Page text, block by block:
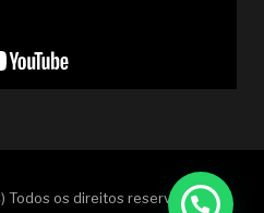
Todos os direitos reservados |